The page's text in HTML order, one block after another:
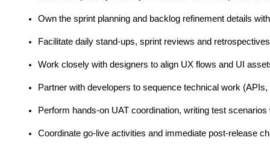
Own the sprint planning and backlog refinement details
Facilitate daily stand-ups, sprint reviews and
Work closely with designers to align UX flows and UI
Partner with developers to sequence technical work
Perform hands-on UAT coordination, writing test
Coordinate go-live activities and immediate post-release